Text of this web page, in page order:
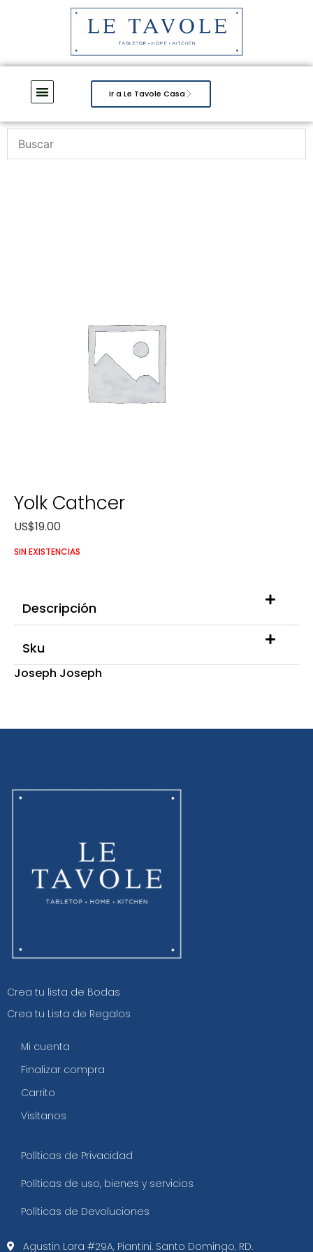
Ir a Le Tavole Casa
Yolk Cathcer
US$19.00
SIN EXISTENCIAS
Descripción
Sku
Joseph Joseph
Crea tu lista de Bodas
Crea tu Lista de Regalos
Mi cuenta
Finalizar compra
Carrito
Visítanos
Políticas de Privacidad
Políticas de uso, bienes y servicios
Políticas de Devoluciones
Agustin Lara #29A, Piantini. Santo Domingo, RD.​